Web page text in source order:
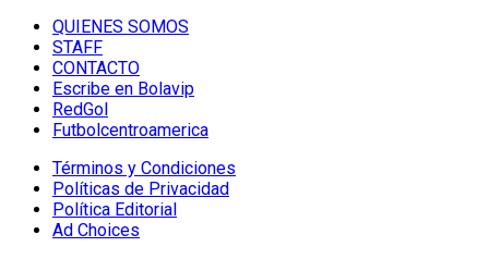
QUIENES SOMOS
STAFF
CONTACTO
Escribe en Bolavip
RedGol
Futbolcentroamerica
Términos y Condiciones
Políticas de Privacidad
Política Editorial
Ad Choices